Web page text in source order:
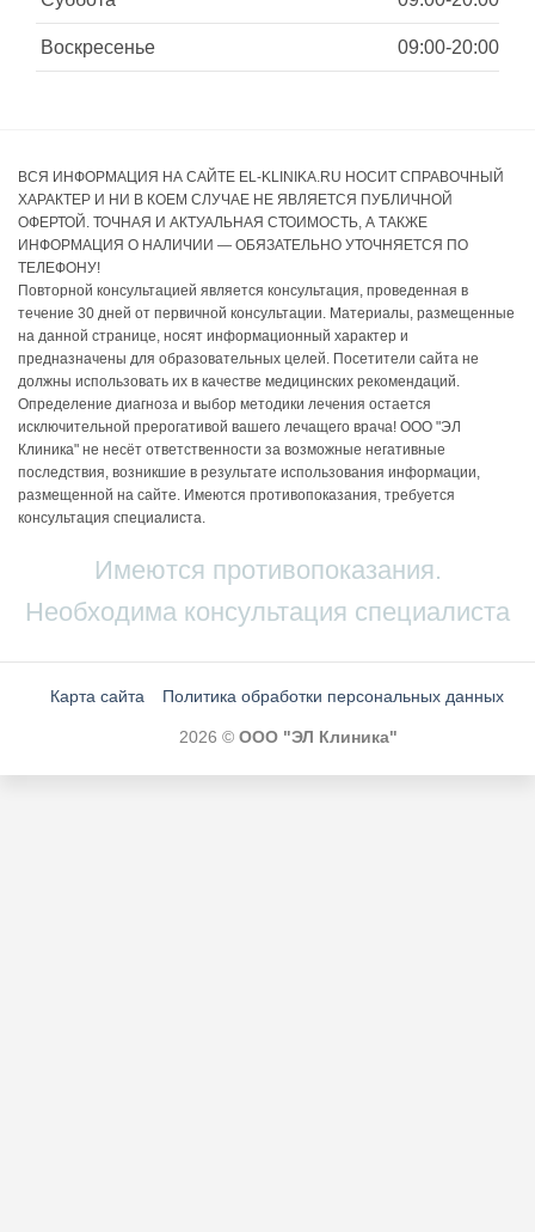
Воскресенье 09:00-20:00
ВСЯ ИНФОРМАЦИЯ НА САЙТЕ EL-KLINIKA.RU НОСИТ СПРАВОЧНЫЙ
ХАРАКТЕР И НИ В КОЕМ СЛУЧАЕ НЕ ЯВЛЯЕТСЯ ПУБЛИЧНОЙ
ОФЕРТОЙ. ТОЧНАЯ И АКТУАЛЬНАЯ СТОИМОСТЬ, А ТАКЖЕ
ИНФОРМАЦИЯ О НАЛИЧИИ — ОБЯЗАТЕЛЬНО УТОЧНЯЕТСЯ ПО
ТЕЛЕФОНУ!
Повторной консультацией является консультация, проведенная в
течение 30 дней от первичной консультации. Материалы, размещенные
на данной странице, носят информационный характер и
предназначены для образовательных целей. Посетители сайта не
должны использовать их в качестве медицинских рекомендаций.
Определение диагноза и выбор методики лечения остается
исключительной прерогативой вашего лечащего врача! ООО "ЭЛ
Клиника" не несёт ответственности за возможные негативные
последствия, возникшие в результате использования информации,
размещенной на сайте. Имеются противопоказания, требуется
консультация специалиста.
Имеются противопоказания.
Необходима консультация специалиста
Карта сайта Политика обработки персональных данных
2026 © ООО "ЭЛ Клиника"